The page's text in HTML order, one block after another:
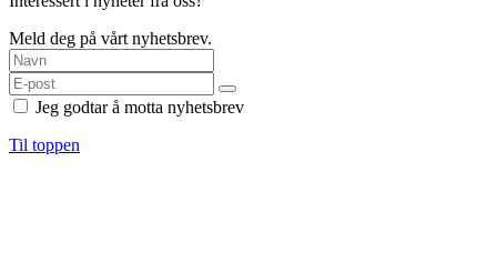
Meld deg på vårt nyhetsbrev.
Jeg godtar å motta nyhetsbrev
Til toppen